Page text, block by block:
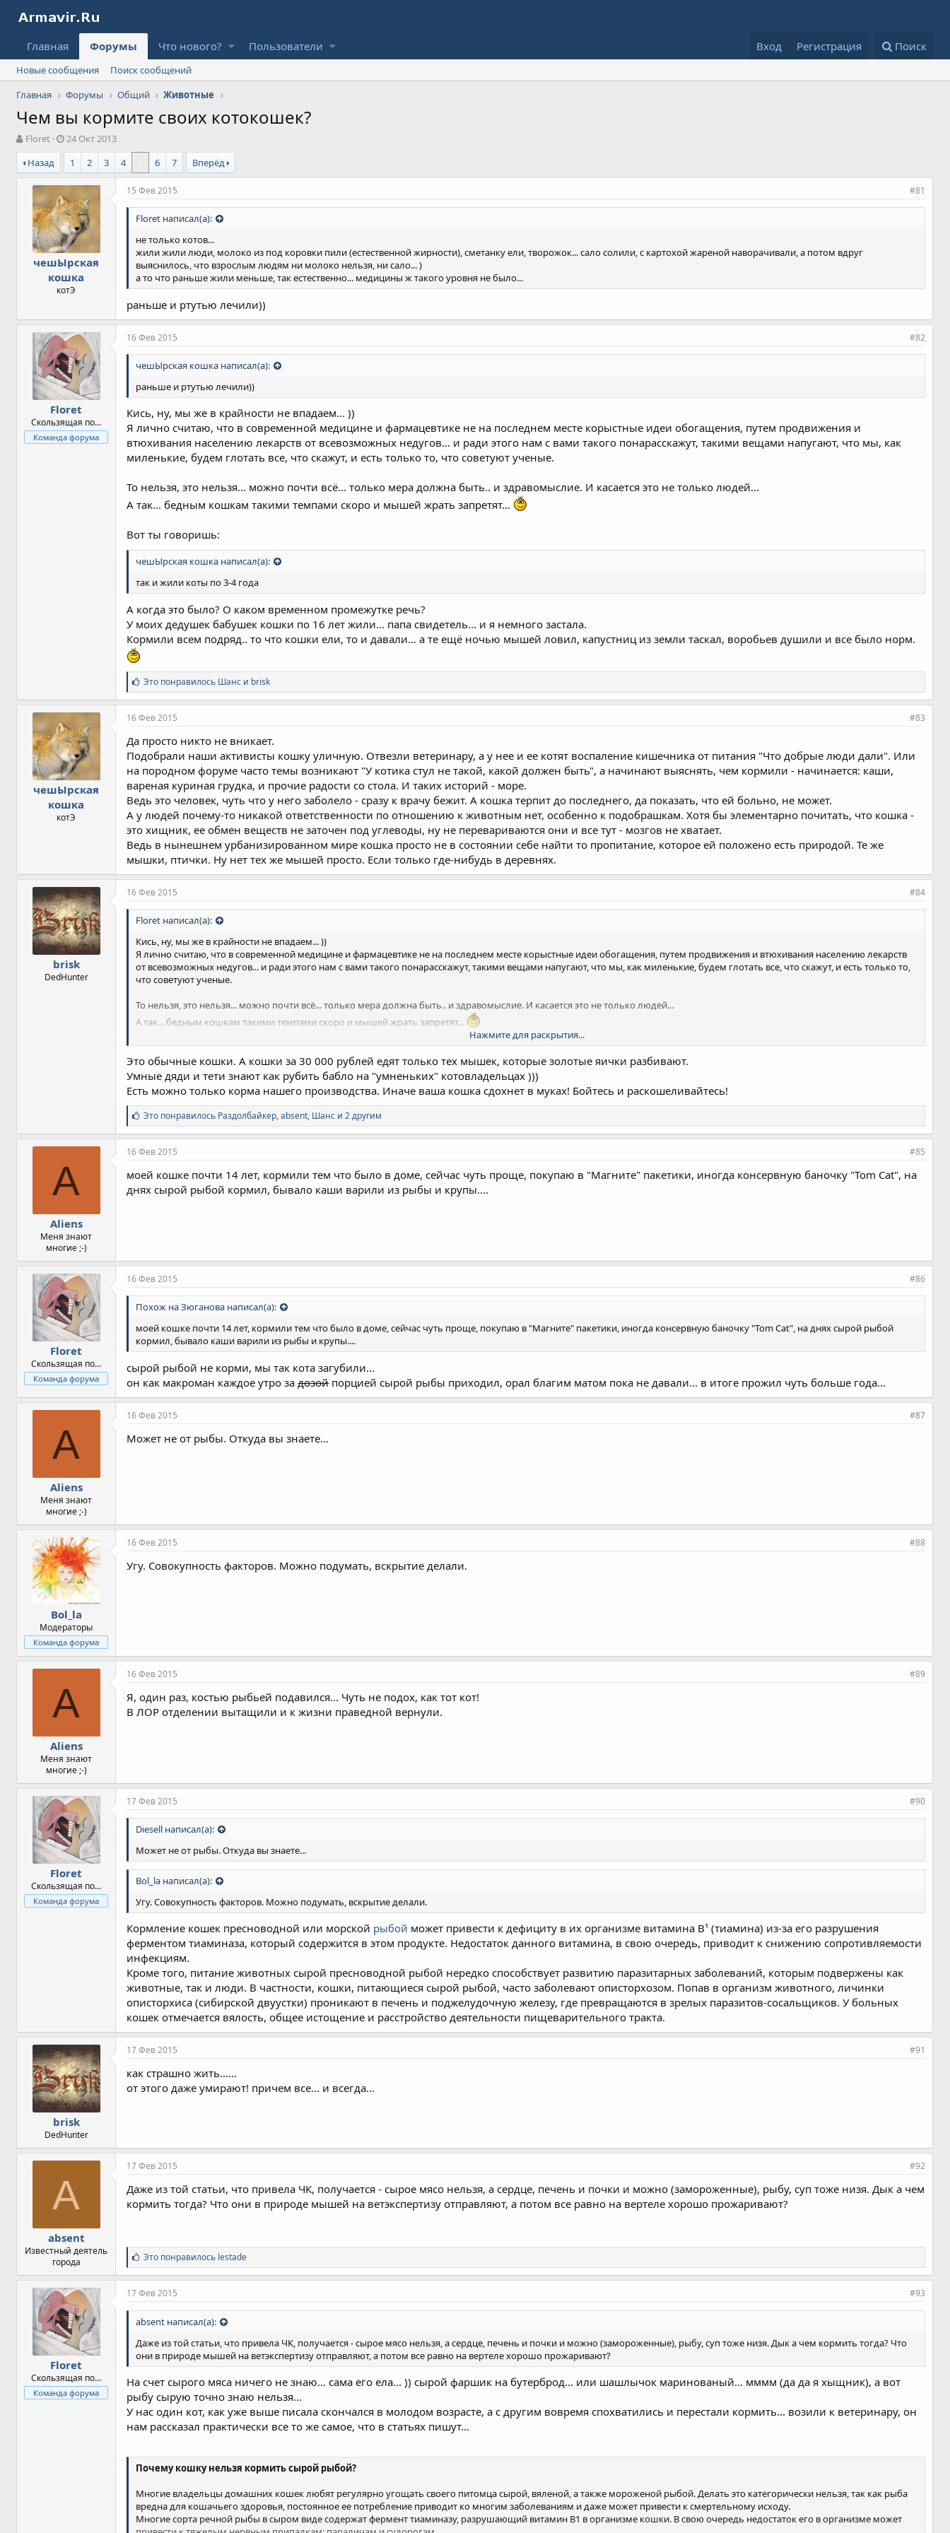
Главная Форумы Что нового? Пользователи Вход Регистрация Поиск
Новые сообщения
Поиск сообщений
Главная
Форумы Общий Животные
Чем вы кормите своих котокошек?
А
в
т
о
Floret
Д
а
а
н
а
ч
а
л
а
24 Окт 2013
Назад
1 2 3 4 6 7 Вперёд
чешЫрская
кошка
котЭ
15 Фев 2015 #81
Floret написал(а):
не только котов...
жили жили люди, молоко из под коровки пили (естественной жирности), сметанку ели, творожок... сало солили, с картохой жареной наворачивали, а потом вдруг
выяснилось, что взрослым людям ни молоко нельзя, ни сало... )
а то что раньше жили меньше, так естественно... медицины ж такого уровня не было...
раньше и ртутью лечили))
Floret
Скользящая по...
Команда форума
16 Фев 2015 #82
чешЫрская кошка написал(а):
раньше и ртутью лечили))
Кись, ну, мы же в крайности не впадаем... ))
Я лично считаю, что в современной медицине и фармацевтике не на последнем месте корыстные идеи обогащения, путем продвижения и
втюхивания населению лекарств от всевозможных недугов... и ради этого нам с вами такого понарасскажут, такими вещами напугают, что мы, как
миленькие, будем глотать все, что скажут, и есть только то, что советуют ученые.
То нельзя, это нельзя... можно почти всё... только мера должна быть.. и здравомыслие. И касается это не только людей...
А так... бедным кошкам такими темпами скоро и мышей жрать запретят...
Вот ты говоришь:
чешЫрская кошка написал(а):
так и жили коты по 3-4 года
А когда это было? О каком временном промежутке речь?
У моих дедушек бабушек кошки по 16 лет жили... папа свидетель... и я немного застала.
Кормили всем подряд.. то что кошки ели, то и давали... а те ещё ночью мышей ловил, капустниц из земли таскал, воробьев душили и все было норм.
С
и
м
п
т
и
и
:
Это понравилось Шанс и brisk
чешЫрская
кошка
котЭ
16 Фев 2015 #83
Да просто никто не вникает.
Подобрали наши активисты кошку уличную. Отвезли ветеринару, а у нее и ее котят воспаление кишечника от питания "Что добрые люди дали". Или
на породном форуме часто темы возникают "У котика стул не такой, какой должен быть", а начинают выяснять, чем кормили - начинается: каши,
вареная куриная грудка, и прочие радости со стола. И таких историй - море.
Ведь это человек, чуть что у него заболело - сразу к врачу бежит. А кошка терпит до последнего, да показать, что ей больно, не может.
А у людей почему-то никакой ответственности по отношению к животным нет, особенно к подобрашкам. Хотя бы элементарно почитать, что кошка -
это хищник, ее обмен веществ не заточен под углеводы, ну не перевариваются они и все тут - мозгов не хватает.
Ведь в нынешнем урбанизированном мире кошка просто не в состоянии себе найти то пропитание, которое ей положено есть природой. Те же
мышки, птички. Ну нет тех же мышей просто. Если только где-нибудь в деревнях.
brisk
DedHunter
16 Фев 2015 #84
Floret написал(а):
Кись, ну, мы же в крайности не впадаем... ))
Я лично считаю, что в современной медицине и фармацевтике не на последнем месте корыстные идеи обогащения, путем продвижения и втюхивания населению лекарств
от всевозможных недугов... и ради этого нам с вами такого понарасскажут, такими вещами напугают, что мы, как миленькие, будем глотать все, что скажут, и есть только то,
что советуют ученые.
То нельзя, это нельзя... можно почти всё... только мера должна быть.. и здравомыслие. И касается это не только людей...
А так... бедным кошкам такими темпами скоро и мышей жрать запретят...
Вот ты говоришь:
А когда это было? О каком временном промежутке речь?
У моих дедушек бабушек кошки по 16 лет жили... папа свидетель... и я немного застала.
Кормили всем подряд.. то что кошки ели, то и давали... а те ещё ночью мышей ловил, капустниц из земли таскал, воробьев душили и все было норм.
Нажмите для раскрытия...
Это обычные кошки. А кошки за 30 000 рублей едят только тех мышек, которые золотые яички разбивают.
Умные дяди и тети знают как рубить бабло на "умненьких" котовладельцах )))
Есть можно только корма нашего производства. Иначе ваша кошка сдохнет в муках! Бойтесь и раскошеливайтесь!
С
и
м
п
т
и
и
Это понравилось Раздолбайкер,absent, Шанс и 2 другим
A
Aliens
Меня знают
многие ;-)
16 Фев 2015 #85
моей кошке почти 14 лет, кормили тем что было в доме, сейчас чуть проще, покупаю в "Магните" пакетики, иногда консервную баночку "Tom Cat", на
днях сырой рыбой кормил, бывало каши варили из рыбы и крупы....
Floret
Скользящая по...
Команда форума
16 Фев 2015 #86
Похож на Зюганова написал(а):
моей кошке почти 14 лет, кормили тем что было в доме, сейчас чуть проще, покупаю в "Магните" пакетики, иногда консервную баночку "Tom Cat", на днях сырой рыбой
кормил, бывало каши варили из рыбы и крупы....
сырой рыбой не корми, мы так кота загубили...
он как макроман каждое утро задозойпорцией сырой рыбы приходил, орал благим матом пока не давали... в итоге прожил чуть больше года...
A
Aliens
Меня знают
многие ;-)
16 Фев 2015 #87
Может не от рыбы. Откуда вы знаете...
Bol_la
Модераторы
Команда форума
16 Фев 2015 #88
Угу. Совокупность факторов. Можно подумать, вскрытие делали.
A
Aliens
Меня знают
многие ;-)
16 Фев 2015 #89
Я, один раз, костью рыбьей подавился... Чуть не подох, как тот кот!
В ЛОР отделении вытащили и к жизни праведной вернули.
Floret
Скользящая по...
Команда форума
17 Фев 2015 #90
Diesell написал(а):
Может не от рыбы. Откуда вы знаете...
Bol_la написал(а):
Угу. Совокупность факторов. Можно подумать, вскрытие делали.
Кормление кошек пресноводной или морской рыбой может привести к дефициту в их организме витамина В¹ (тиамина) из-за его разрушения
ферментом тиаминаза, который содержится в этом продукте. Недостаток данного витамина, в свою очередь, приводит к снижению сопротивляемости
инфекциям.
Кроме того, питание животных сырой пресноводной рыбой нередко способствует развитию паразитарных заболеваний, которым подвержены как
животные, так и люди. В частности, кошки, питающиеся сырой рыбой, часто заболевают описторхозом. Попав в организм животного, личинки
описторхиса (сибирской двуустки) проникают в печень и поджелудочную железу, где превращаются в зрелых паразитов-сосальщиков. У больных
кошек отмечается вялость, общее истощение и расстройство деятельности пищеварительного тракта.
brisk
DedHunter
17 Фев 2015 #91
как страшно жить......
от этого даже умирают! причем все... и всегда...
A
absent
Известный деятель
города
17 Фев 2015 #92
Даже из той статьи, что привела ЧК, получается - сырое мясо нельзя, а сердце, печень и почки и можно (замороженные), рыбу, суп тоже низя. Дык а чем
кормить тогда? Что они в природе мышей на ветэкспертизу отправляют, а потом все равно на вертеле хорошо прожаривают?
С
и
м
п
т
и
:
Это понравилось lestade
Floret
Скользящая по...
Команда форума
17 Фев 2015 #93
absent написал(а):
Даже из той статьи, что привела ЧК, получается - сырое мясо нельзя, а сердце, печень и почки и можно (замороженные), рыбу, суп тоже низя. Дык а чем кормить тогда? Что
они в природе мышей на ветэкспертизу отправляют, а потом все равно на вертеле хорошо прожаривают?
На счет сырого мяса ничего не знаю... сама его ела... )) сырой фаршик на бутерброд... или шашлычок маринованый... мммм (да да я хыщник), а вот
рыбу сырую точно знаю нельзя...
У нас один кот, как уже выше писала скончался в молодом возрасте, а с другим вовремя спохватились и перестали кормить... возили к ветеринару, он
нам рассказал практически все то же самое, что в статьях пишут...
Почему кошку нельзя кормить сырой рыбой?
Многие владельцы домашних кошек любят регулярно угощать своего питомца сырой, вяленой, а также мороженой рыбой. Делать это категорически нельзя, так как рыба
вредна для кошачьего здоровья, постоянное ее потребление приводит ко многим заболеваниям и даже может привести к смертельному исходу.
Многие сорта речной рыбы в сыром виде содержат фермент тиаминазу, разрушающий витамин В1 в организме кошки. В свою очередь недостаток его в организме может